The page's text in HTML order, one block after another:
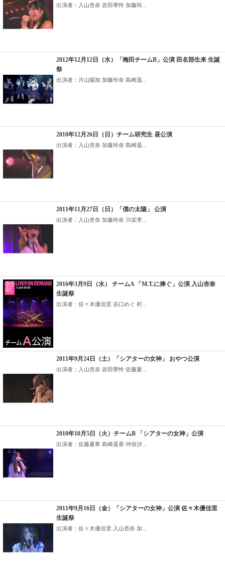
出演者：入山杏奈 岩田華怜 加藤玲...
2012年12月12日（水）「梅田チームB」公演 田名部生来 生誕
祭
出演者：片山陽加 加藤玲奈 島崎遥...
2010年12月26日（日）チーム研究生 昼公演
出演者：入山杏奈 加藤玲奈 島崎遥...
2011年11月27日（日）「僕の太陽」 公演
出演者：入山杏奈 加藤玲奈 川栄李...
2016年3月9日（水） チームA 「M.T.に捧ぐ」公演 入山杏奈
生誕祭
出演者：佐々木優佳里 谷口めぐ 村...
2011年9月24日（土）「シアターの女神」 おやつ公演
出演者：入山杏奈 岩田華怜 佐藤夏...
2010年10月5日（火）チームB 「シアターの女神」公演
出演者：佐藤夏希 島崎遥香 仲俣汐...
2011年9月16日（金）「シアターの女神」公演 佐々木優佳里
生誕祭
出演者：佐々木優佳里 入山杏奈 加...